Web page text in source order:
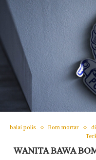
balai polis Bom mortar
WANITA BAWA